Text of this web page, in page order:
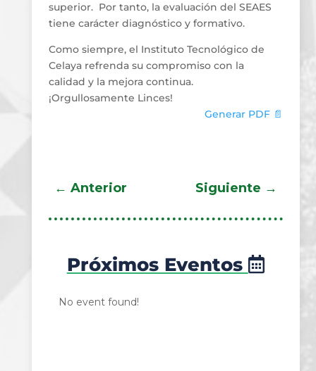
superior. Por tanto, la evaluación del SEAES
tiene carácter diagnóstico y formativo.
Como siempre, el Instituto Tecnológico de
Celaya refrenda su compromiso con la
calidad y la mejora continua.
¡Orgullosamente Linces!
Generar PDF 📄
← Anterior Siguiente →
Próximos Eventos
No event found!